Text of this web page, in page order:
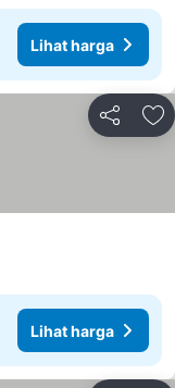
Lihat harga
Bagikan
Lihat harga